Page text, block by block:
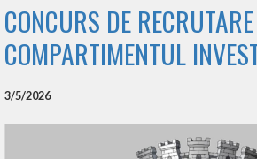
CONCURS DE
COMPARTIMENTUL
3/5/2026